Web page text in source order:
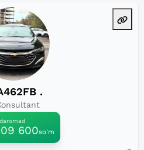
.
600so'm